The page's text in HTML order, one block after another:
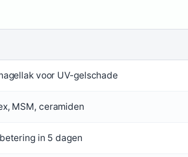
voor UV-gelschade
MSM, ceramiden
in 5 dagen